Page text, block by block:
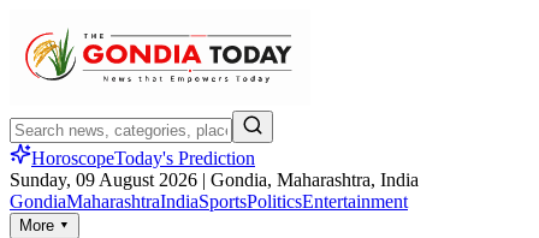
HoroscopeToday's Prediction
Sunday, 09 August 2026 | Gondia, Maharashtra, India
GondiaMaharashtraIndiaSportsPoliticsEntertainment
More ▾